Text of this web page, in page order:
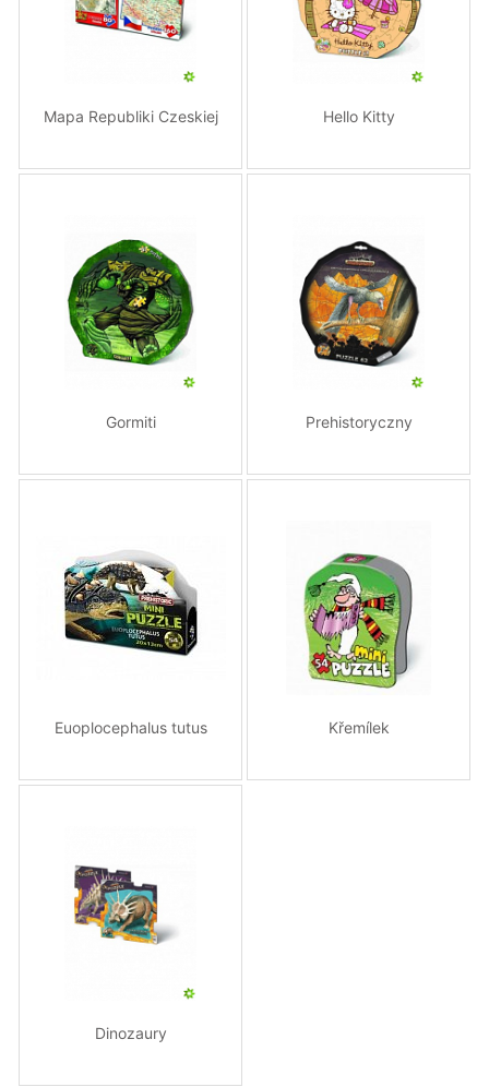
Mapa Republiki Czeskiej Hello Kitty
Gormiti Prehistoryczny
Euoplocephalus tutus Křemílek
Dinozaury